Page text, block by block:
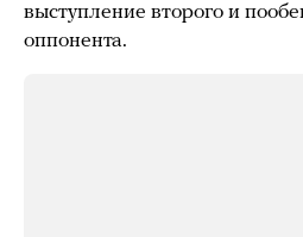
выступление второго и
оппонента.